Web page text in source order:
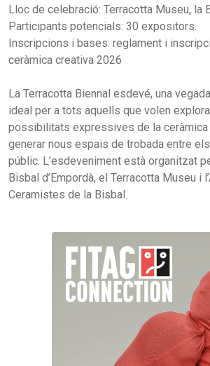
Lloc de celebració: Terracotta Museu, la
Participants potencials: 30 expositors.
Inscripcions i bases: reglament i
ceràmica creativa 2026
La Terracotta Biennal esdevé, una
ideal per a tots aquells que volen
possibilitats expressives de la ceràmica
generar nous espais de trobada entre
públic. L’esdeveniment està organitzat
Bisbal d’Empordà, el Terracotta Museu i
Ceramistes de la Bisbal.